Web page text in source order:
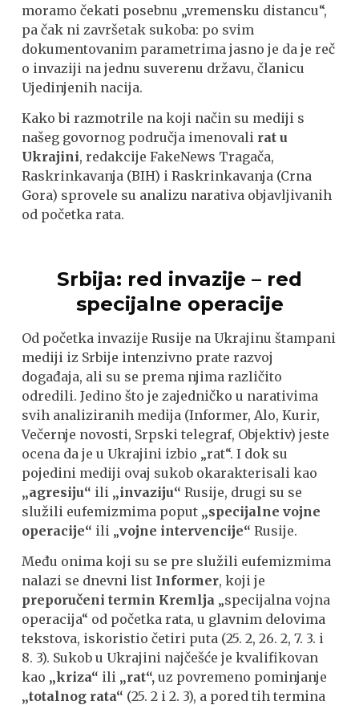
moramo čekati posebnu „vremensku distancu“,
pa čak ni završetak sukoba: po svim
dokumentovanim parametrima jasno je da je reč
o invaziji na jednu suverenu državu, članicu
Ujedinjenih nacija.
Kako bi razmotrile na koji način su mediji s
našeg govornog područja imenovali rat u
Ukrajini, redakcije FakeNews Tragača,
Raskrinkavanja (BIH) i Raskrinkavanja (Crna
Gora) sprovele su analizu narativa objavljivanih
od početka rata.
Srbija: red invazije – red
specijalne operacije
Od početka invazije Rusije na Ukrajinu štampani
mediji iz Srbije intenzivno prate razvoj
događaja, ali su se prema njima različito
odredili. Jedino što je zajedničko u narativima
svih analiziranih medija (Informer, Alo, Kurir,
Večernje novosti, Srpski telegraf, Objektiv) jeste
ocena da je u Ukrajini izbio „rat“. I dok su
pojedini mediji ovaj sukob okarakterisali kao
„agresiju“ ili „invaziju“ Rusije, drugi su se
služili eufemizmima poput „specijalne vojne
operacije“ ili „vojne intervencije“ Rusije.
Među onima koji su se pre služili eufemizmima
nalazi se dnevni list Informer, koji je
preporučeni termin Kremlja „specijalna vojna
operacija“ od početka rata, u glavnim delovima
tekstova, iskoristio četiri puta (25. 2, 26. 2, 7. 3. i
8. 3). Sukob u Ukrajini najčešće je kvalifikovan
kao „kriza“ ili „rat“, uz povremeno pominjanje
„totalnog rata“ (25. 2 i 2. 3), a pored tih termina